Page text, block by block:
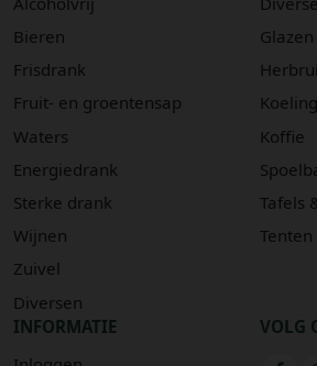
Bieren
Frisdrank
Fruit- en groentensap
Waters
Energiedrank
Sterke drank
Wijnen
Zuivel
Diversen
Glazen
Koeling
Koffie
Tafels
INFORMATIE
VOLG